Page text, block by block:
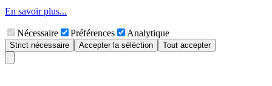
En savoir plus...
Nécessaire Préférences Analytique
Strict nécessaire Accepter la séléction Tout accepter